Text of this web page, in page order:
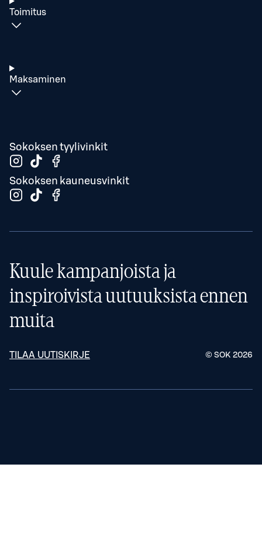
Toimitus
Maksaminen
Sokoksen tyylivinkit
Sokoksen kauneusvinkit
Kuule kampanjoista ja
inspiroivista uutuuksista ennen
muita
TILAA UUTISKIRJE © SOK 2026